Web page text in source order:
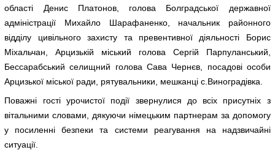
області Денис Платонов, голова Болградської державної
адміністрації Михайло Шарафаненко, начальник районного
відділу цивільного захисту та превентивної діяльності Борис
Міхальчан, Арцизькій міський голова Сергій Парпуланський,
Бессарабський селищний голова Сава Чернєв, посадові особи
Арцизької міської ради, рятувальники, мешканці с.Виноградівка.
Поважні гості урочистої події звернулися до всіх присутніх з
вітальними словами, дякуючи німецьким партнерам за допомогу
у посиленні безпеки та системи реагування на надзвичайні
ситуації.